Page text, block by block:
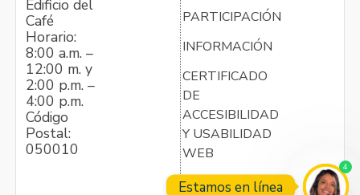
Edificio del
Café
Horario:
8:00 a.m. –
12:00 m. y
2:00 p.m. –
4:00 p.m.
Código
Postal:
050010
PARTICIPACIÓN
INFORMACIÓN
CERTIFICADO
DE
ACCESIBILIDAD
Y USABILIDAD
WEB
Estamos en línea
4